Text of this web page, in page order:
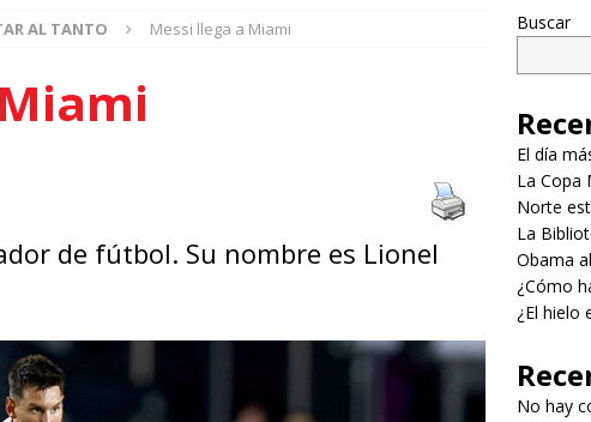
AL TANTO Messi llega a Miami
de fútbol. Su nombre es Lionel
Buscar
El día
La Copa
Norte
La
Obama
¿Cómo
¿El hielo
No hay